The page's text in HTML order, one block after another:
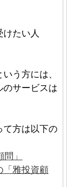
けたい人
う方には、
のサービスは
て方は以下の
」
「雅投資顧